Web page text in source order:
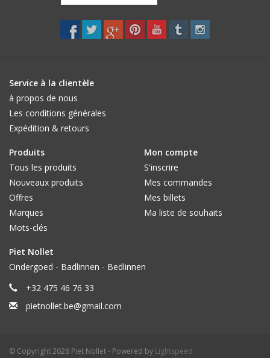
Service à la clientèle
à propos de nous
Les conditions générales
Expédition & retours
Produits
Tous les produits
Nouveaux produits
Offres
Marques
Mots-clés
Mon compte
S'inscrire
Mes commandes
Mes billets
Ma liste de souhaits
Piet Nollet
Ondergoed - Badlinnen - Bedlinnen
+32 475 46 76 33
pietnollet.be@gmail.com
© Copyright 2026 Piet Nollet - Powered by Lightspeed